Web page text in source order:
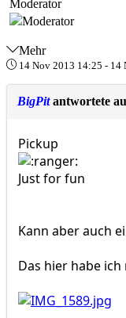
Moderator
Mehr
14 Nov 2013 14:25 - 14
BigPitantwortete
Pickup
Just for fun
Kann aber auch
Das hier habe